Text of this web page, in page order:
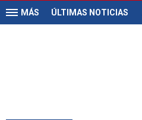
MÁS ÚLTIMAS NOTICIAS